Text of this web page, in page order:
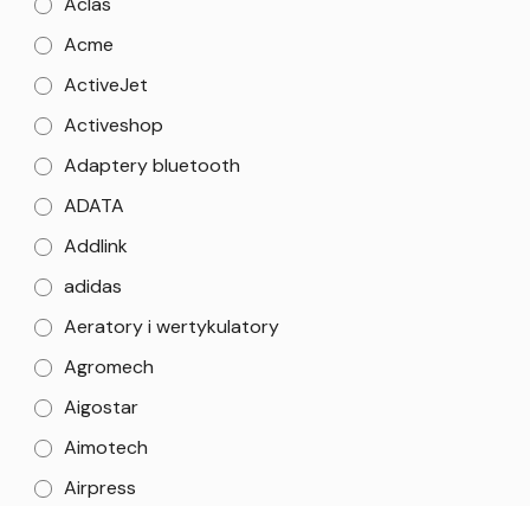
Acme
ActiveJet
Activeshop
Adaptery bluetooth
ADATA
Addlink
adidas
Aeratory i wertykulatory
Agromech
Aigostar
Aimotech
Airpress